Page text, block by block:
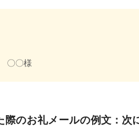
〇〇様
のお礼メールの例文：次